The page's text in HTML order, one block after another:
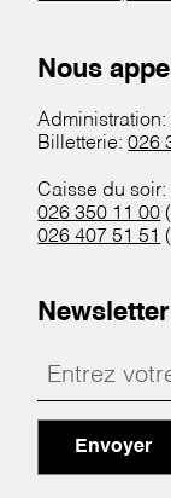
Nous
Administration:
Billetterie:026
Caisse du soir:
026 350 11 00
026 407 51 51
Newsletter
Envoyer